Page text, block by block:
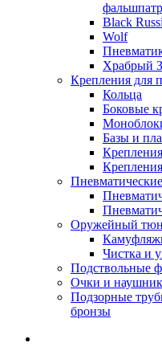
Black
Wolf
Храбрый
Крепления для
Кольца
Боковые
Базы и
Оружейный
Чистка и
Подствольные
Очки и
Подзорные
бронзы